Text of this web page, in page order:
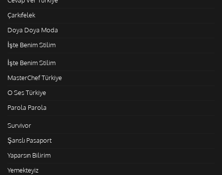
Çarkıfelek
Doya Doya Moda
İşte Benim Stilim
İşte Benim Stilim
MasterChef Türkiye
O Ses Türkiye
Parola Parola
Survivor
Şanslı Pasaport
Yaparsın Bilirim
Yemekteyiz